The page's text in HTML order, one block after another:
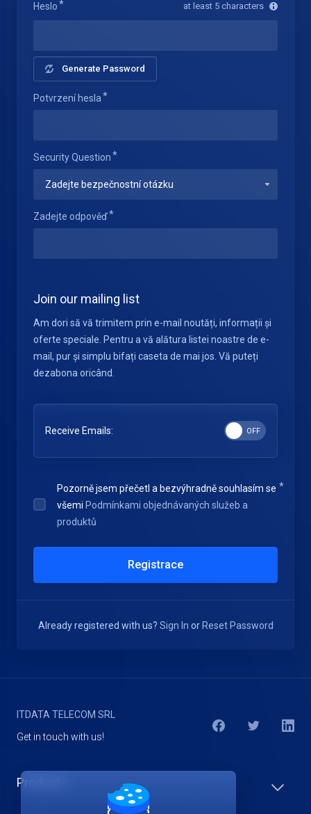
Heslo at least 5 characters
Generate Password
Potvrzení hesla
Security Question
Zadejte odpověď
Join our mailing list
Am dori să vă trimitem prin e-mail noutăți, informații și
oferte speciale. Pentru a vă alătura listei noastre de e-
mail, pur și simplu bifați caseta de mai jos. Vă puteți
dezabona oricând.
Receive Emails:
Pozorně jsem přečetl a bezvýhradně souhlasím se
všemi Podmínkami objednávaných služeb a
produktů
Registrace
Already registered with us? Sign In or Reset Password
ITDATA TELECOM SRL
Get in touch with us!
Products